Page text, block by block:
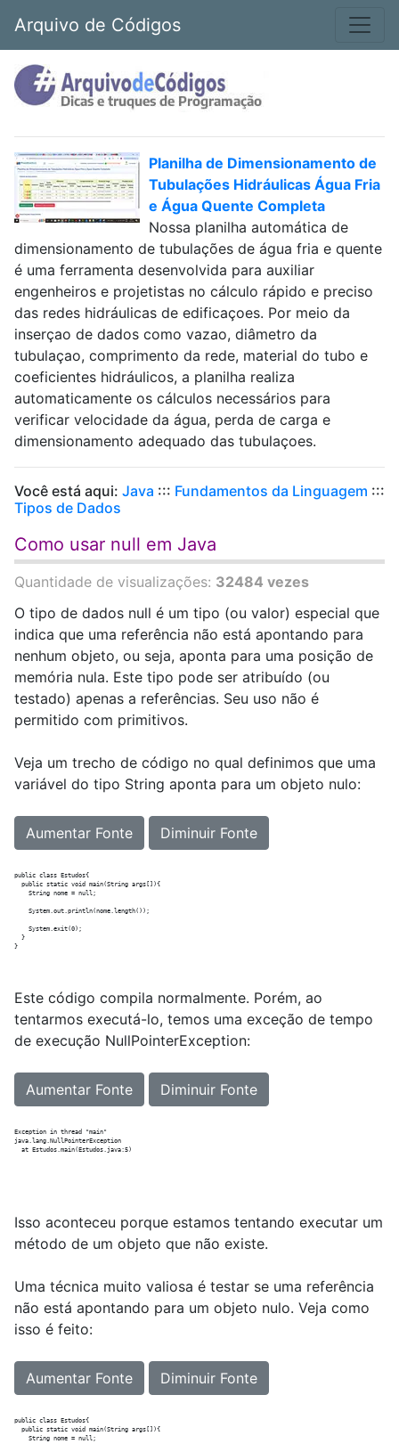
Arquivo de Códigos
Planilha de Dimensionamento de
Tubulações Hidráulicas Água Fria
e Água Quente Completa
Nossa planilha automática de
dimensionamento de tubulações de água fria e quente
é uma ferramenta desenvolvida para auxiliar
engenheiros e projetistas no cálculo rápido e preciso
das redes hidráulicas de edificaçoes. Por meio da
inserçao de dados como vazao, diâmetro da
tubulaçao, comprimento da rede, material do tubo e
coeficientes hidráulicos, a planilha realiza
automaticamente os cálculos necessários para
verificar velocidade da água, perda de carga e
dimensionamento adequado das tubulaçoes.
Você está aqui: Java ::: Fundamentos da Linguagem :::
Tipos de Dados
Como usar null em Java
Quantidade de visualizações: 32484 vezes
O tipo de dados null é um tipo (ou valor) especial que
indica que uma referência não está apontando para
nenhum objeto, ou seja, aponta para uma posição de
memória nula. Este tipo pode ser atribuído (ou
testado) apenas a referências. Seu uso não é
permitido com primitivos.
Veja um trecho de código no qual definimos que uma
variável do tipo String aponta para um objeto nulo:
Aumentar Fonte Diminuir Fonte
public class Estudos{
  public static void main(String args[]){
    String nome = null;
    System.out.println(nome.length());
    System.exit(0);
  }
Este código compila normalmente. Porém, ao
tentarmos executá-lo, temos uma exceção de tempo
de execução NullPointerException:
Aumentar Fonte Diminuir Fonte
Exception in thread "main"
java.lang.NullPointerException
Isso aconteceu porque estamos tentando executar um
método de um objeto que não existe.
Uma técnica muito valiosa é testar se uma referência
não está apontando para um objeto nulo. Veja como
isso é feito:
Aumentar Fonte Diminuir Fonte
public class Estudos{
  public static void main(String args[]){
    String nome = null;